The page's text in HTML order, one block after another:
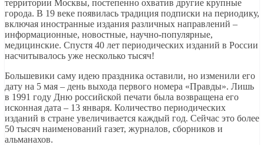
территории Москвы, постепенно охватив другие крупные
города. В 19 веке появилась традиция подписки на периодику,
включая иностранные издания различных направлений –
информационные, новостные, научно-популярные,
медицинские. Спустя 40 лет периодических изданий в России
насчитывалось уже несколько тысяч!
Большевики саму идею праздника оставили, но изменили его
дату на 5 мая – день выхода первого номера «Правды». Лишь
в 1991 году Дню российской печати была возвращена его
исконная дата – 13 января. Количество периодических
изданий в стране увеличивается каждый год. Сейчас это более
50 тысяч наименований газет, журналов, сборников и
альманахов.